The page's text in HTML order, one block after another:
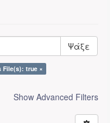
Ψάξε
File(s): true ×
Show Advanced Filters